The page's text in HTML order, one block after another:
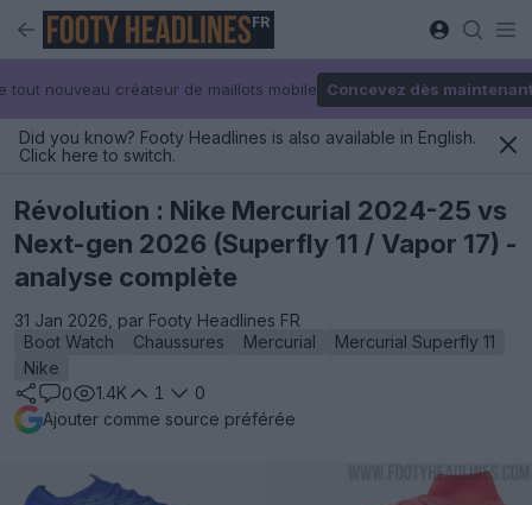
FR
tout nouveau créateur de maillots mobile Concevez dès
Did you know? Footy Headlines is also available in English.
Click here to switch.
Révolution : Nike Mercurial 2024-25 vs
Next-gen 2026 (Superfly 11 / Vapor 17) -
analyse complète
31 Jan 2026, par Footy Headlines FR
Boot Watch
Chaussures Mercurial
Mercurial Superfly 11
Nike
0
1.4K 1
0
Ajouter comme source préférée